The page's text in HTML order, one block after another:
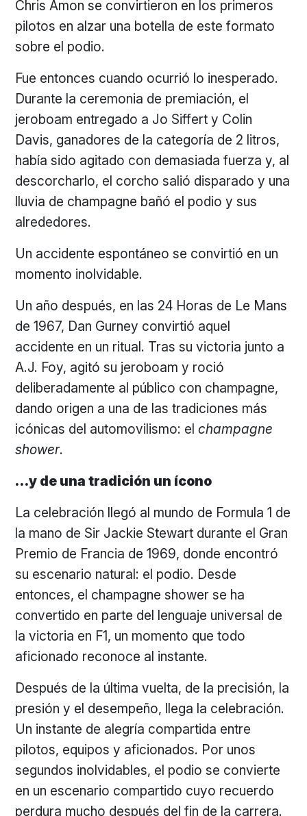
Chris Amon se convirtieron en los primeros
pilotos en alzar una botella de este formato
sobre el podio.
Fue entonces cuando ocurrió lo inesperado.
Durante la ceremonia de premiación, el
jeroboam entregado a Jo Siffert y Colin
Davis, ganadores de la categoría de 2 litros,
había sido agitado con demasiada fuerza y, al
descorcharlo, el corcho salió disparado y una
lluvia de champagne bañó el podio y sus
alrededores.
Un accidente espontáneo se convirtió en un
momento inolvidable.
Un año después, en las 24 Horas de Le Mans
de 1967, Dan Gurney convirtió aquel
accidente en un ritual. Tras su victoria junto a
A.J. Foy, agitó su jeroboam y roció
deliberadamente al público con champagne,
dando origen a una de las tradiciones más
icónicas del automovilismo: elchampagne
shower.
…y de una tradición un ícono
La celebración llegó al mundo de Formula 1 de
la mano de Sir Jackie Stewart durante el Gran
Premio de Francia de 1969, donde encontró
su escenario natural: el podio. Desde
entonces, el champagne shower se ha
convertido en parte del lenguaje universal de
la victoria en F1, un momento que todo
aficionado reconoce al instante.
Después de la última vuelta, de la precisión, la
presión y el desempeño, llega la celebración.
Un instante de alegría compartida entre
pilotos, equipos y aficionados. Por unos
segundos inolvidables, el podio se convierte
en un escenario compartido cuyo recuerdo
perdura mucho después del fin de la carrera.